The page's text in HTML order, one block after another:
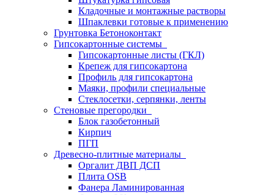
Кладочные и монтажные растворы
Шпаклевки готовые к применению
Грунтовка Бетоноконтакт
Гипсокартонные системы
Гипсокартонные листы (ГКЛ)
Крепеж для гипсокартона
Профиль для гипсокартона
Маяки, профили специальные
Стеклосетки, серпянки, ленты
Стеновые прегородки
Блок газобетонный
Кирпич
ПГП
Древесно-плитные материалы
Оргалит ДВП ДСП
Плита OSB
Фанера Ламинированная